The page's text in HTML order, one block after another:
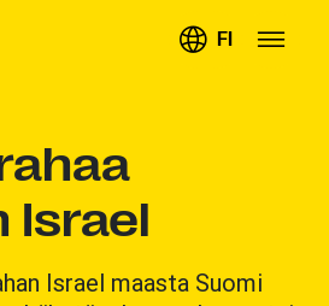
FI
Israel
Israel maasta Suomi